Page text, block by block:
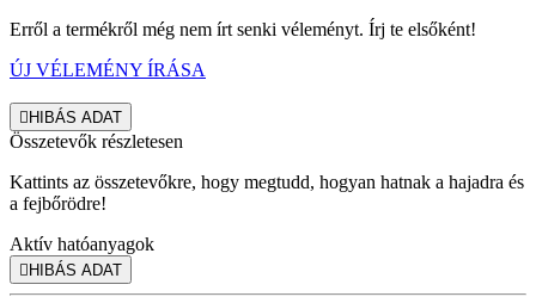
Erről a termékről még nem írt senki véleményt. Írj te elsőként!
ÚJ VÉLEMÉNY ÍRÁSA
HIBÁS ADAT
Összetevők részletesen
Kattints az összetevőkre, hogy megtudd, hogyan hatnak a hajadra és
a fejbőrödre!
Aktív hatóanyagok
HIBÁS ADAT